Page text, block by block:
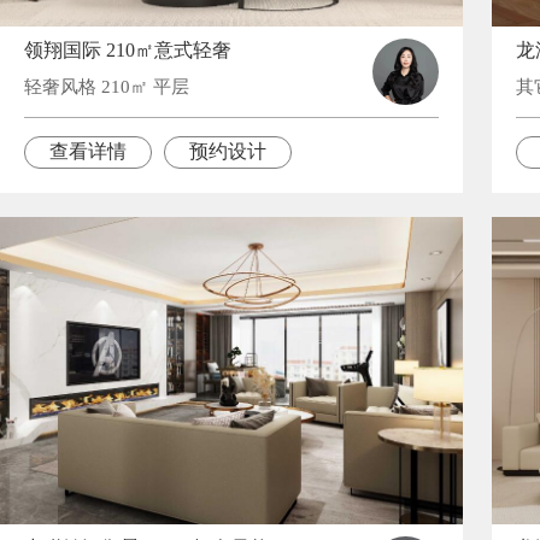
领翔国际 210㎡意式轻奢
轻奢风格 210㎡ 平层
查看详情 预约设计
龙
其